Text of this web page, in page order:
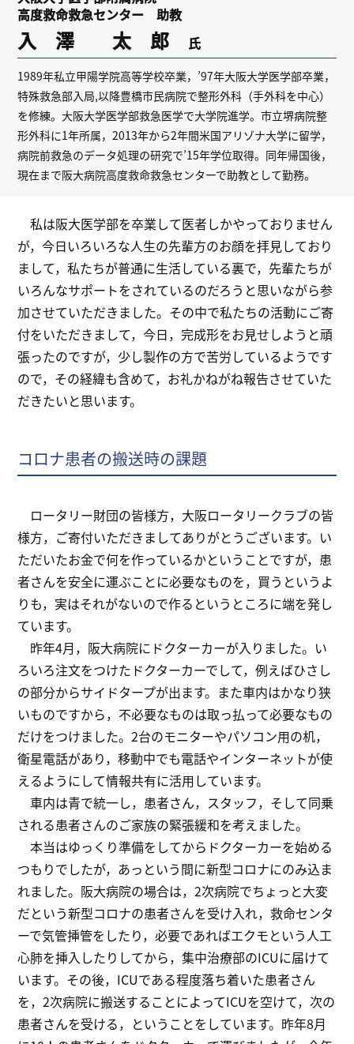
高度救命救急センター 助教
入 澤 太 郎 氏
1989年私立甲陽学院高等学校卒業，’97年大阪大学医学部卒業，
特殊救急部入局,以降豊橋市民病院で整形外科（手外科を中心）
を修練。大阪大学医学部救急医学で大学院進学。市立堺病院整
形外科に1年所属，2013年から2年間米国アリゾナ大学に留学，
病院前救急のデータ処理の研究で’15年学位取得。同年帰国後，
現在まで阪大病院高度救命救急センターで助教として勤務。
私は阪大医学部を卒業して医者しかやっておりません
が，今日いろいろな人生の先輩方のお顔を拝見しており
まして，私たちが普通に生活している裏で，先輩たちが
いろんなサポートをされているのだろうと思いながら参
加させていただきました。その中で私たちの活動にご寄
付をいただきまして，今日，完成形をお見せしようと頑
張ったのですが，少し製作の方で苦労しているようです
ので，その経緯も含めて，お礼かねがね報告させていた
だきたいと思います。
コロナ患者の搬送時の課題
ロータリー財団の皆様方，大阪ロータリークラブの皆
様方，ご寄付いただきましてありがとうございます。い
ただいたお金で何を作っているかということですが，患
者さんを安全に運ぶことに必要なものを，買うというよ
りも，実はそれがないので作るというところに端を発し
ています。
昨年4月，阪大病院にドクターカーが入りました。い
ろいろ注文をつけたドクターカーでして，例えばひさし
の部分からサイドタープが出ます。また車内はかなり狭
いものですから，不必要なものは取っ払って必要なもの
だけをつけました。2台のモニターやパソコン用の机，
衛星電話があり，移動中でも電話やインターネットが使
えるようにして情報共有に活用しています。
車内は青で統一し，患者さん，スタッフ，そして同乗
される患者さんのご家族の緊張緩和を考えました。
本当はゆっくり準備をしてからドクターカーを始める
つもりでしたが，あっという間に新型コロナにのみ込ま
れました。阪大病院の場合は，2次病院でちょっと大変
だという新型コロナの患者さんを受け入れ，救命センタ
ーで気管挿管をしたり，必要であればエクモという人工
心肺を挿入したりしてから，集中治療部のICUに届けて
います。その後，ICUである程度落ち着いた患者さん
を，2次病院に搬送することによってICUを空けて，次の
患者さんを受ける，ということをしています。昨年8月